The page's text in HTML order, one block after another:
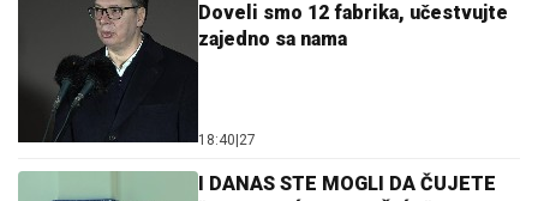
Doveli smo 12 fabrika, učestvujte
zajedno sa nama
18:40 27
I DANAS STE MOGLI DA ČUJETE